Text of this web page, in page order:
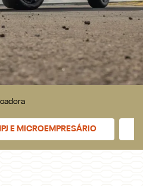
E MICROEMPRESÁRIO